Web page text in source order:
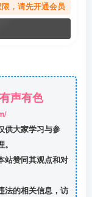
，请先开通会员
声有色
供大家学习与参
站赞同其观点和对
法的相关信息，访